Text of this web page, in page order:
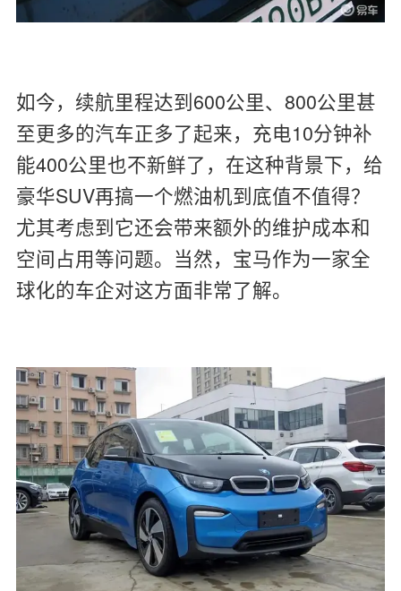
如今，续航里程达到600公里、800公里甚
至更多的汽车正多了起来，充电10分钟补
能400公里也不新鲜了，在这种背景下，给
豪华SUV再搞一个燃油机到底值不值得？
尤其考虑到它还会带来额外的维护成本和
空间占用等问题。当然，宝马作为一家全
球化的车企对这方面非常了解。